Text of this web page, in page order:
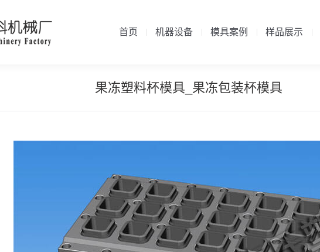
首页 机器设备 模具案例 样品展示
果冻塑料杯模具_果冻包装杯模具